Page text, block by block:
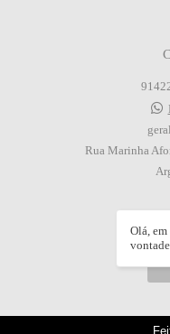
Rua Marinha
Olá,